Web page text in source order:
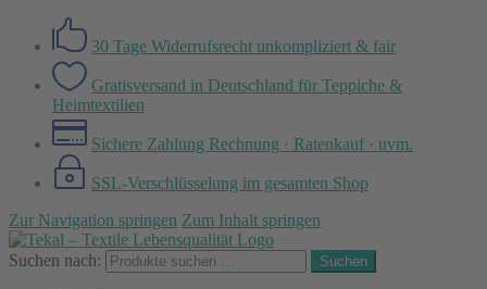
30 Tage Widerrufsrecht unkompliziert & fair
Gratisversand in Deutschland für Teppiche &
Heimtextilien
Sichere Zahlung Rechnung · Ratenkauf · uvm.
SSL-Verschlüsselung im gesamten Shop
Zur Navigation springen Zum Inhalt springen
Suchen nach: Suchen